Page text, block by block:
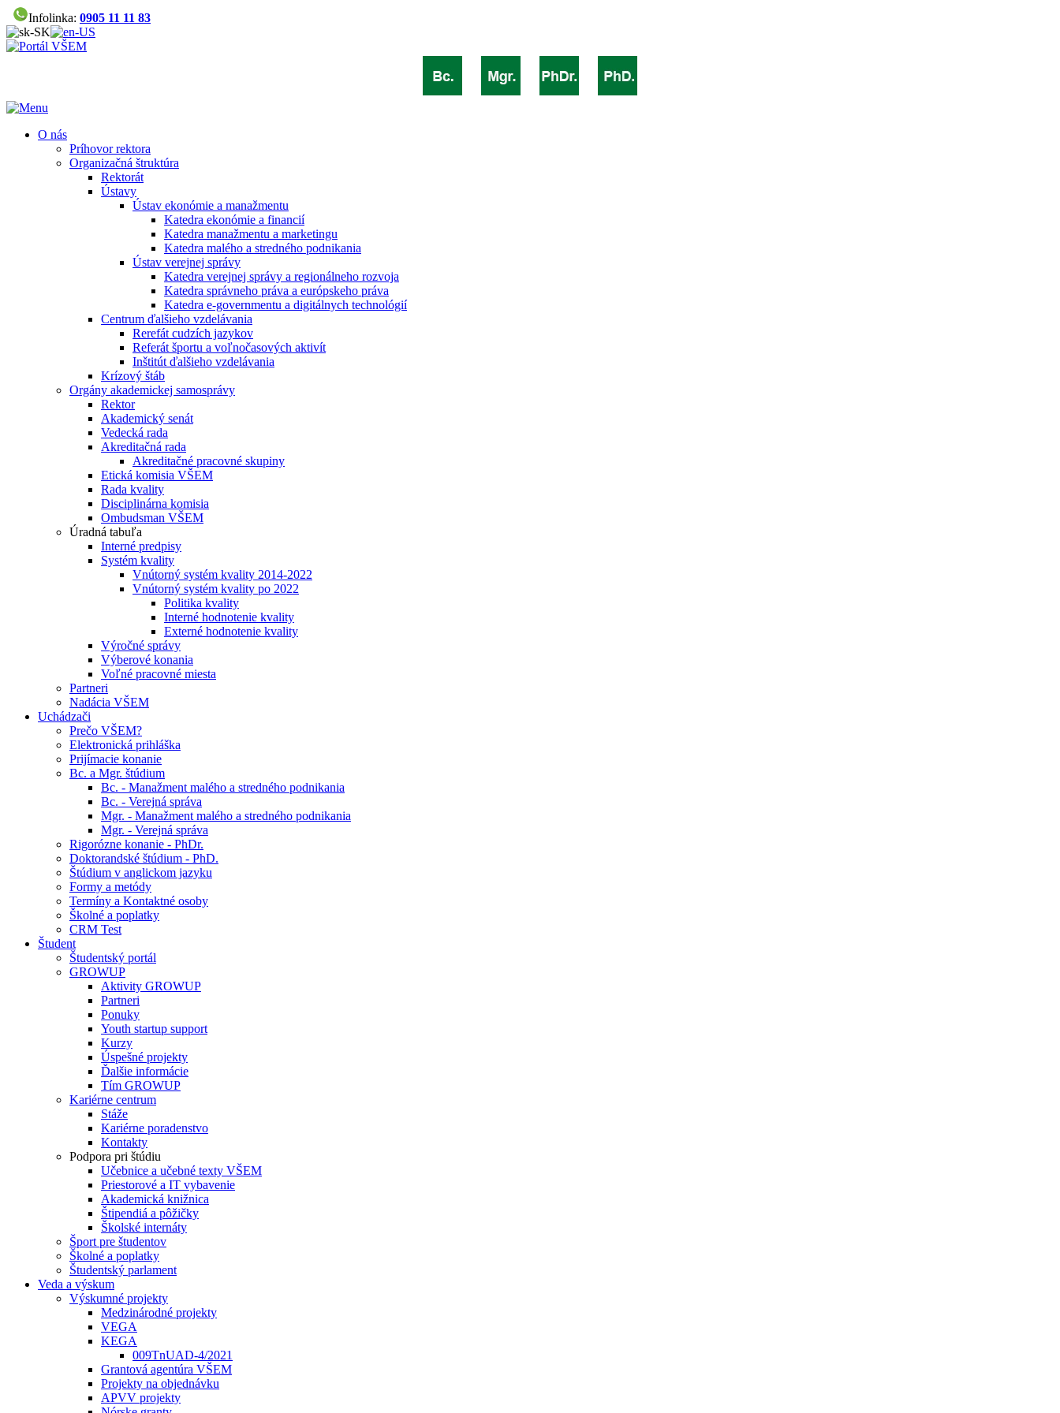
Infolinka: 0905 11 11 83
O nás
Príhovor rektora
Organizačná štruktúra
Rektorát
Ústavy
Ústav ekonómie a manažmentu
Katedra ekonómie a financií
Katedra manažmentu a marketingu
Katedra malého a stredného podnikania
Ústav verejnej správy
Katedra verejnej správy a regionálneho rozvoja
Katedra správneho práva a európskeho práva
Katedra e-governmentu a digitálnych technológií
Centrum ďalšieho vzdelávania
Rerefát cudzích jazykov
Referát športu a voľnočasových aktivít
Inštitút ďalšieho vzdelávania
Krízový štáb
Orgány akademickej samosprávy
Rektor
Akademický senát
Vedecká rada
Akreditačná rada
Akreditačné pracovné skupiny
Etická komisia VŠEM
Rada kvality
Disciplinárna komisia
Ombudsman VŠEM
Úradná tabuľa
Interné predpisy
Systém kvality
Vnútorný systém kvality 2014-2022
Vnútorný systém kvality po 2022
Politika kvality
Interné hodnotenie kvality
Externé hodnotenie kvality
Výročné správy
Výberové konania
Voľné pracovné miesta
Partneri
Nadácia VŠEM
Uchádzači
Prečo VŠEM?
Elektronická prihláška
Prijímacie konanie
Bc. a Mgr. štúdium
Bc. - Manažment malého a stredného podnikania
Bc. - Verejná správa
Mgr. - Manažment malého a stredného podnikania
Mgr. - Verejná správa
Rigorózne konanie - PhDr.
Doktorandské štúdium - PhD.
Štúdium v anglickom jazyku
Formy a metódy
Termíny a Kontaktné osoby
Školné a poplatky
CRM Test
Študent
Študentský portál
GROWUP
Aktivity GROWUP
Partneri
Ponuky
Youth startup support
Kurzy
Úspešné projekty
Ďalšie informácie
Tím GROWUP
Kariérne centrum
Stáže
Kariérne poradenstvo
Kontakty
Podpora pri štúdiu
Učebnice a učebné texty VŠEM
Priestorové a IT vybavenie
Akademická knižnica
Štipendiá a pôžičky
Školské internáty
Šport pre študentov
Školné a poplatky
Študentský parlament
Veda a výskum
Výskumné projekty
Medzinárodné projekty
VEGA
KEGA
009TnUAD-4/2021
Grantová agentúra VŠEM
Projekty na objednávku
APVV projekty